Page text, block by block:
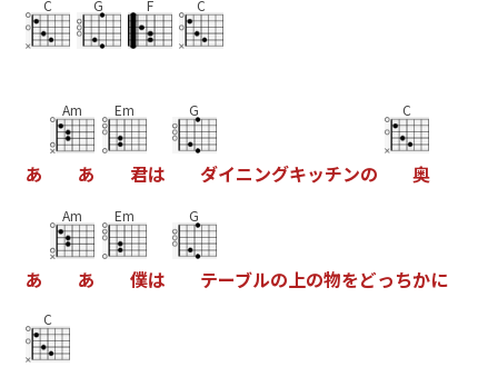
C G F C
あ
Am
あ
Em
君は
G
ダイニングキッチンの
C
奥
あ
Am
あ
Em
僕は
G
テーブルの 上の物をどっちかに
C